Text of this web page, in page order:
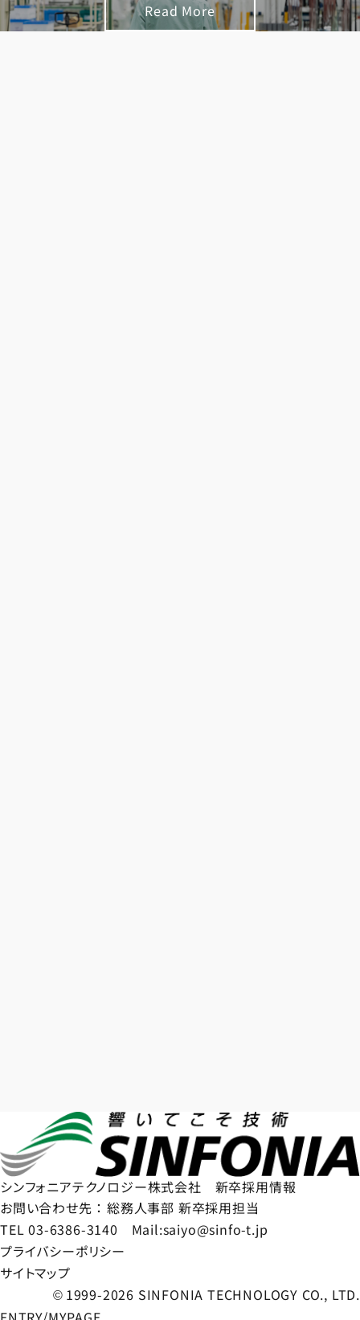
Read More
シンフォニアテクノロジー株式会社 新卒採用情報
お問い合わせ先 ： 総務人事部 新卒採用担当
TEL 03-6386-3140 Mail:saiyo@sinfo-t.jp
プライバシーポリシー
サイトマップ
© 1999-2026 SINFONIA TECHNOLOGY CO., LTD.